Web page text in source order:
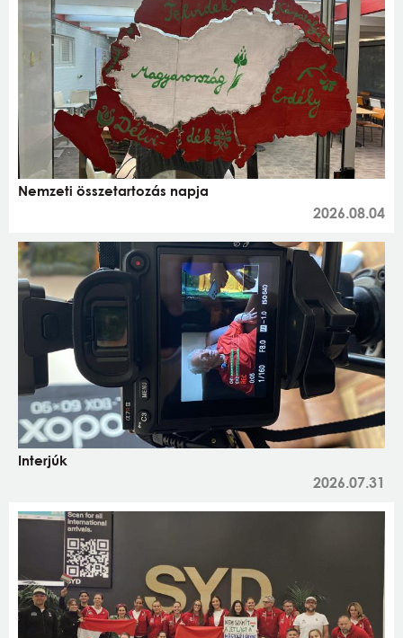
Nemzeti összetartozás napja
2026.08.04
Interjúk
2026.07.31